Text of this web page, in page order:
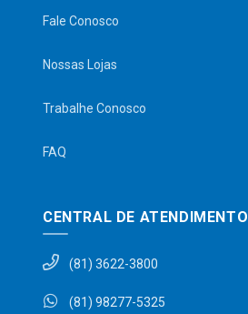
Fale Conosco
Nossas Lojas
Trabalhe Conosco
FAQ
CENTRAL DE ATENDIMENTO
(81) 3622-3800
(81) 98277-5325